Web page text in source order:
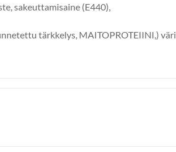
sakeuttamisaine (E440),
tärkkelys, MAITOPROTEIINI,) väri